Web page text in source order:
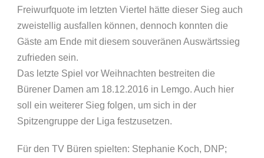
Freiwurfquote im letzten Viertel hätte dieser Sieg auch
zweistellig ausfallen können, dennoch konnten die
Gäste am Ende mit diesem souveränen Auswärtssieg
zufrieden sein.
Das letzte Spiel vor Weihnachten bestreiten die
Bürener Damen am 18.12.2016 in Lemgo. Auch hier
soll ein weiterer Sieg folgen, um sich in der
Spitzengruppe der Liga festzusetzen.
Für den TV Büren spielten: Stephanie Koch, DNP;